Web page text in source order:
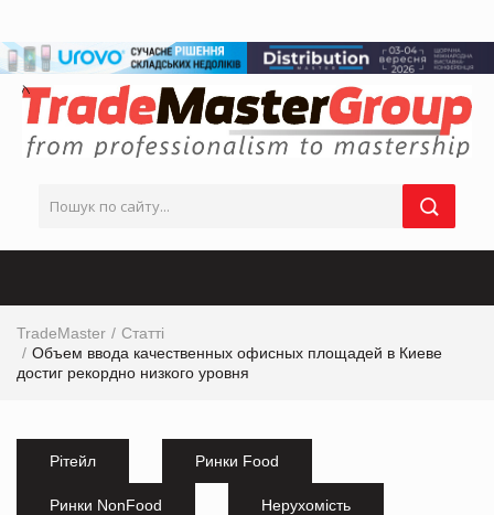
TradeMaster
Статті
Объем ввода качественных офисных площадей в Киеве
достиг рекордно низкого уровня
Рітейл Ринки Food
Ринки NonFood Нерухомість